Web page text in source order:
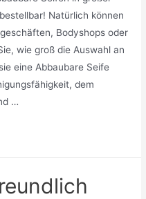
Natürlich können
Bodyshops oder
wie groß die Auswahl an
eine Abbaubare Seife
dem
…